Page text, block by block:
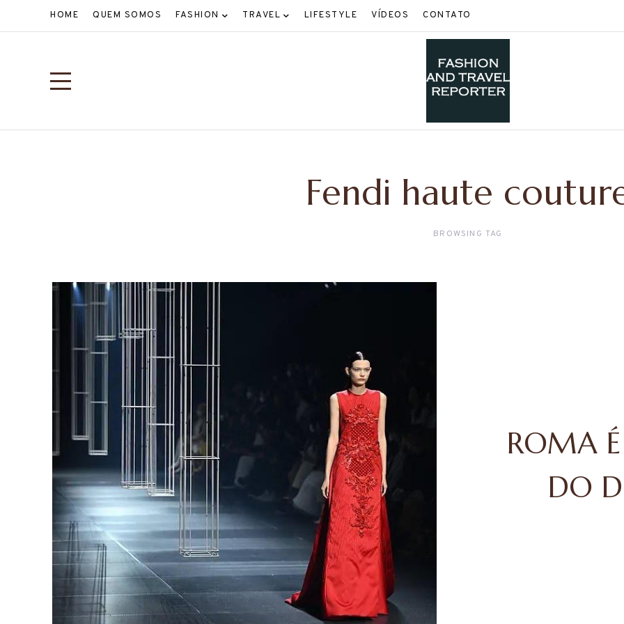
HOME QUEM SOMOS FASHION TRAVEL LIFESTYLE VÍDEOS CONTATO
Fendi haute
BROWSING TAG
ROMA
DO